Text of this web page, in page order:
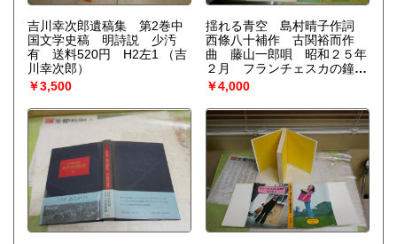
吉川幸次郎遺稿集 第2巻中
国文学史稿 明詩説 少汚
有 送料520円 H2左1
（吉
川幸次郎）
￥3,500
揺れる青空 島村晴子作詞
西條八十補作 古関裕而作
曲 藤山一郎唄 昭和２５年
２月 フランチェスカの鐘
菊田一夫作詞 古関裕而作
曲 昭和２３年８月
￥4,000